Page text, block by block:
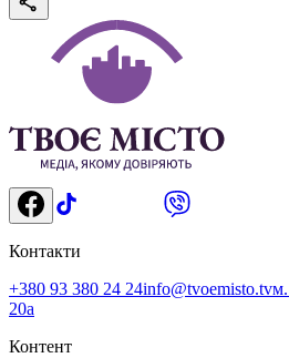
Контакти
+380 93 380 24 24info@tvoemisto.tvм.
20а
Контент